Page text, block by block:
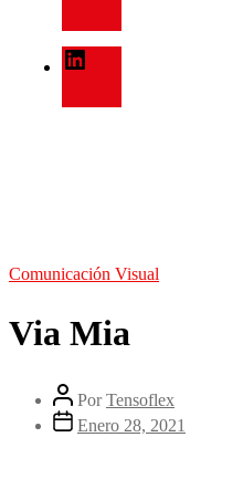
Comunicación Visual
Via Mia
PorTensoflex
Enero 28, 2021